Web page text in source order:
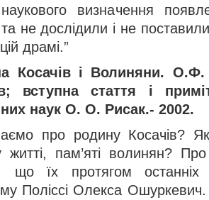
визначення
не дослідили і не
драмі.”
Косачів і Волиняни. О.Ф.
вступна стаття і
наук О. О. Рисак.- 2002.
про родину Косачів?
житті, пам’яті волинян?
що їх протягом останніх
Поліссі Олекса